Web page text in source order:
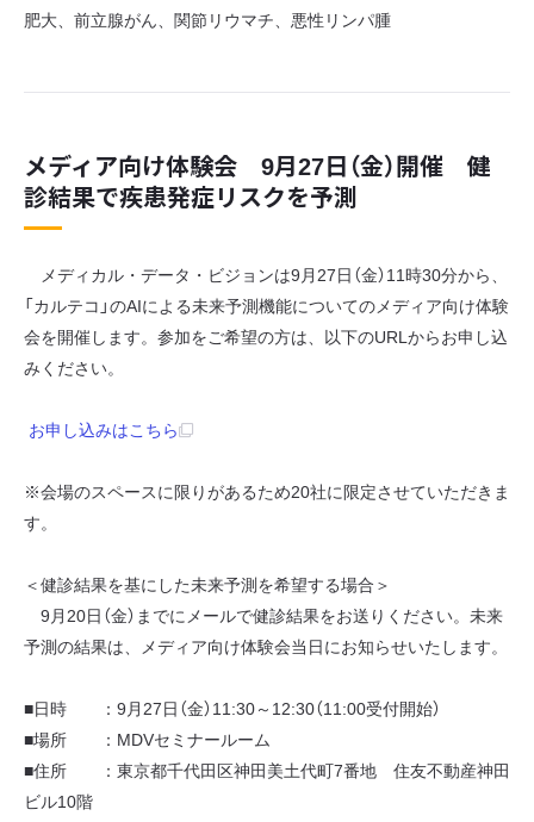
肥大、前立腺がん、関節リウマチ、悪性リンパ腫
メディア向け体験会 9月27日（金）開催 健
診結果で疾患発症リスクを予測
メディカル・データ・ビジョンは9月27日（金）11時30分から、
「カルテコ」のAIによる未来予測機能についてのメディア向け体験
会を開催します。参加をご希望の方は、以下のURLからお申し込
みください。
お申し込みはこちら
※会場のスペースに限りがあるため20社に限定させていただきま
す。
＜健診結果を基にした未来予測を希望する場合＞
9月20日（金）までにメールで健診結果をお送りください。未来
予測の結果は、メディア向け体験会当日にお知らせいたします。
■日時 ：9月27日（金）11:30～12:30（11:00受付開始）
■場所 ：MDVセミナールーム
■住所 ：東京都千代田区神田美土代町7番地 住友不動産神田
ビル10階